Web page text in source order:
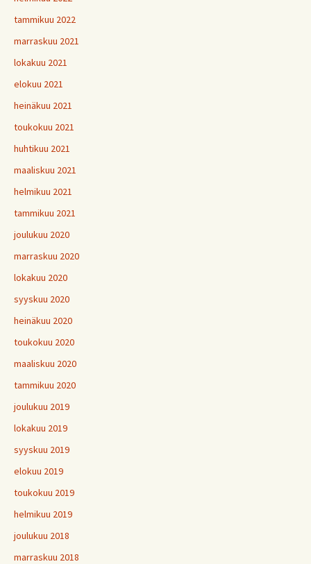
tammikuu 2022
marraskuu 2021
lokakuu 2021
elokuu 2021
heinäkuu 2021
toukokuu 2021
huhtikuu 2021
maaliskuu 2021
helmikuu 2021
tammikuu 2021
joulukuu 2020
marraskuu 2020
lokakuu 2020
syyskuu 2020
heinäkuu 2020
toukokuu 2020
maaliskuu 2020
tammikuu 2020
joulukuu 2019
lokakuu 2019
syyskuu 2019
elokuu 2019
toukokuu 2019
helmikuu 2019
joulukuu 2018
marraskuu 2018